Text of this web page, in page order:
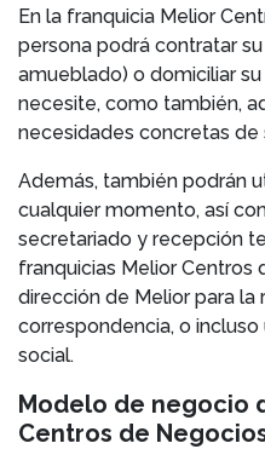
En la franquicia Melior
persona podrá contratar
amueblado) o domiciliar
necesite, como también,
necesidades concretas de
Además, también podrán
cualquier momento, así
secretariado y recepción
franquicias Melior Centros
dirección de Melior para la
correspondencia, o
social.
Modelo de negocio
Centros de